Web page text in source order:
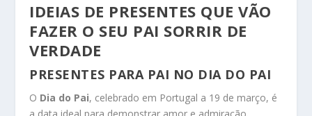
IDEIAS DE PRESENTES QUE VÃO
FAZER O SEU PAI SORRIR DE
VERDADE
PRESENTES PARA PAI NO DIA DO PAI
O Dia do Pai, celebrado em Portugal a 19 de março, é